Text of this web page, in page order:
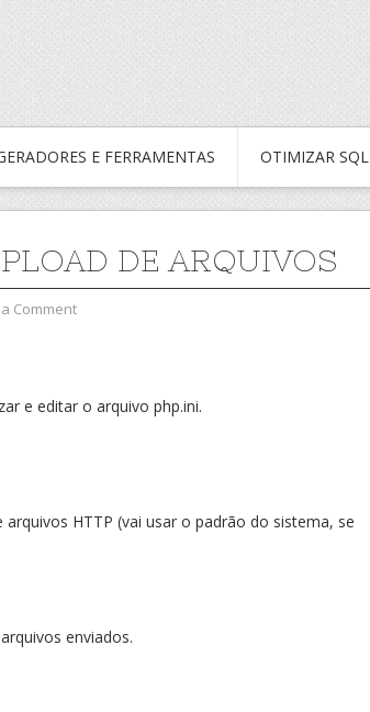
E FERRAMENTAS OTIMIZAR SQL
DE ARQUIVOS
Comment
e editar o arquivo php.ini.
HTTP (vai usar o padrão do sistema, se
enviados.